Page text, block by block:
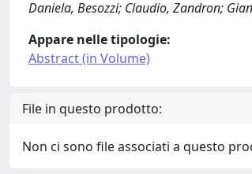
Daniela, Besozzi; Claudio, Zandron;
Appare nelle tipologie:
Abstract (in Volume)
File in questo prodotto:
Non ci sono file associati a questo